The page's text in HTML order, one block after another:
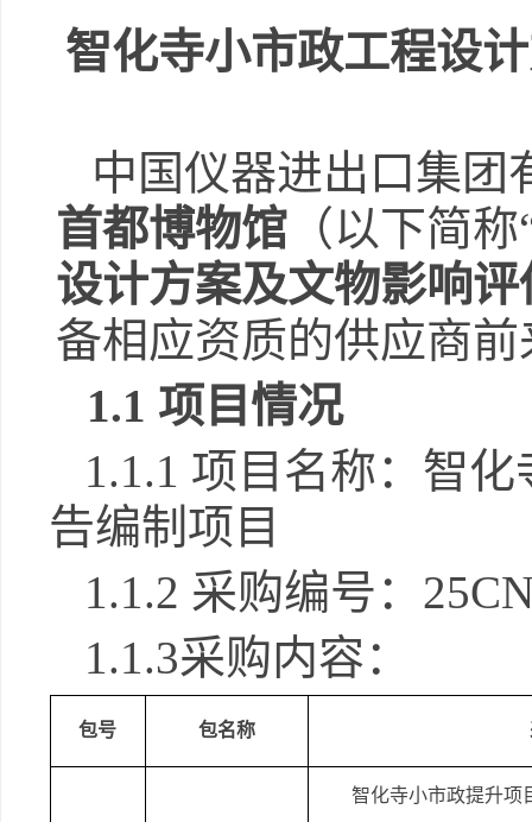
智化寺小市政工程设
中国仪器进出口集团
首都博物馆 （以下简称
设计方案及文物影响
备相应资质的供应商
1.1 项目情况
1.1.1 项目名称： 智化
告编制项目
1.1.2 采购编号：
1.1.3采购内容：
包号 包名称
智化寺小市政提升项